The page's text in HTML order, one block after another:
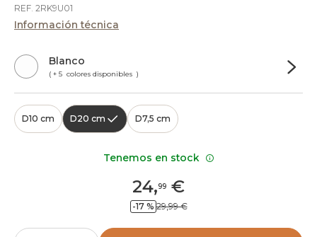
REF. 2RK9U01
Información técnica
Blanco
( + 5 colores disponibles )
D10 cm D20 cm D7,5 cm
24,99 €
-17 % 29,99 €